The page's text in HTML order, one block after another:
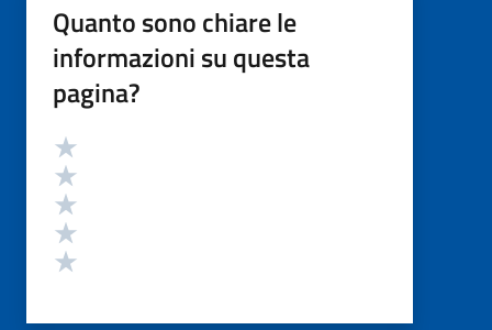
Quanto sono chiare le
informazioni su questa
pagina?
Valutazione